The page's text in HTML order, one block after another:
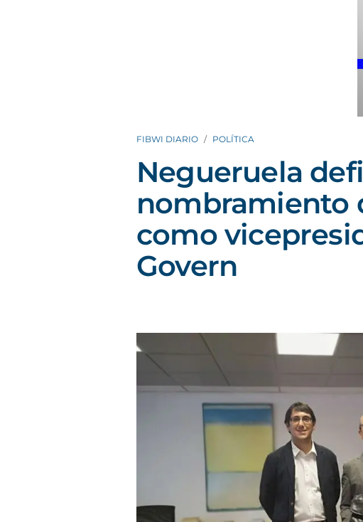
FIBWI DIARIO POLÍTICA
Negueruela
nombramiento
como
Govern